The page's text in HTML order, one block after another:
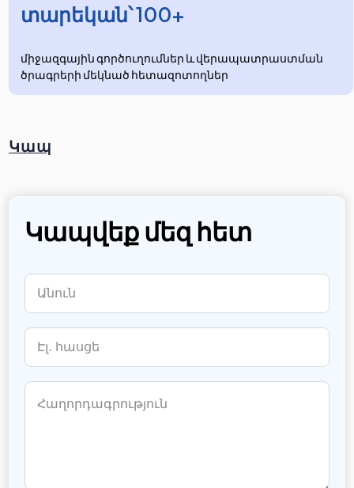
տարեկան՝ 100+
միջազգային գործուղումներ և վերապատրաստման
ծրագրերի մեկնած հետազոտողներ
Կապ
Կապվեք մեզ հետ